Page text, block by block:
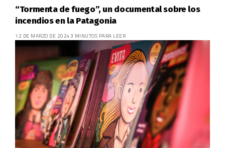
“Tormenta de fuego”, un documental sobre los
incendios en la Patagonia
12 DE MARZO DE 2024 3 MINUTOS PARA LEER